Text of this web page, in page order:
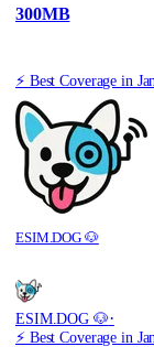
300MB
ESIM.DOG 🐶
ESIM.DOG 🐶·
⚡️ Best Coverage in